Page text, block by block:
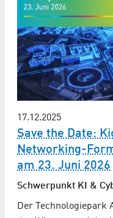
17.12.2025
Save the Date:
Networking-
am 23. Juni 2026
Schwerpunkt KI &
Der Technologiepark